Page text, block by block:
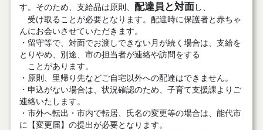
す。そのため、支給品は原則、 配達員と対面 し、
受け取ることが必要となります。配達時に保護者と赤ちゃ
んにお会いさせていただきます。
・留守等で、対面でお渡しできない月が続く場合は、支給を
とりやめ、別途、市の担当者が連絡や訪問をする
ことがあります。
・原則、里帰り先などご自宅以外への配達はできません。
・申込がない場合は、状況確認のため、子育て支援課よりご
連絡いたします。
・市外へ転出・市内で転居、氏名の変更等の場合は、能代市
に【変更届】の提出が必要となります。